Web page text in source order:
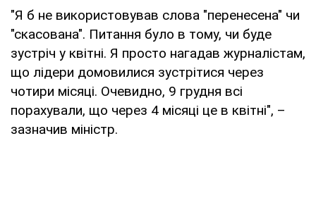
"Я б не використовував слова "перенесена" чи
"скасована". Питання було в тому, чи буде
зустріч у квітні. Я просто нагадав журналістам,
що лідери домовилися зустрітися через
чотири місяці. Очевидно, 9 грудня всі
порахували, що через 4 місяці це в квітні", –
зазначив міністр.